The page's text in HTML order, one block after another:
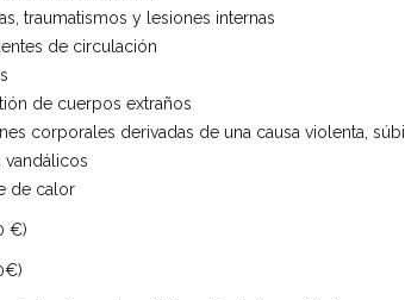
traumatismos y lesiones internas
de circulación
de cuerpos extraños
corporales derivadas de una causa violenta,
vandálicos
de calor
€)